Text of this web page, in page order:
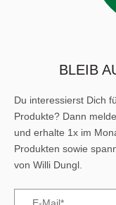
BLEIB
Du interessierst Dich
Produkte? Dann
und erhalte 1x im
Produkten sowie
von Willi Dungl.